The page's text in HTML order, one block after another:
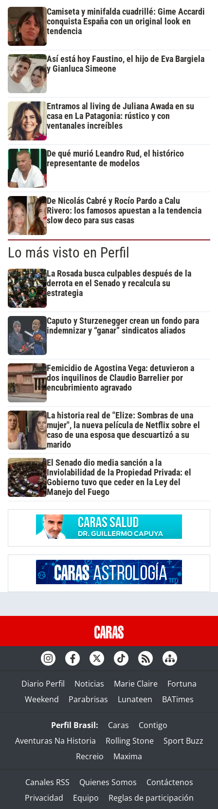
Camiseta y minifalda cuadrillé: Gime Accardi
conquista España con un original look en
tendencia
Así está hoy Faustino, el hijo de Eva Bargiela
y Gianluca Simeone
Entramos al living de Juliana Awada en su
casa en La Patagonia: rústico y con
ventanales increíbles
De qué murió Leandro Rud, el histórico
representante de modelos
De Nicolás Cabré y Rocío Pardo a Calu
Rivero: los famosos apuestan a la tendencia
slow deco para sus casas
Lo más visto en Perfil
La Rosada busca culpables después de la
derrota en el Senado y recalcula su
estrategia
Caputo y Sturzenegger crean un fondo para
indemnizar y “ganar” sindicatos aliados
Femicidio de Agostina Vega: detuvieron a
dos inquilinos de Claudio Barrelier por
encubrimiento agravado
La historia real de "Elize: Sombras de una
mujer", la nueva película de Netflix sobre el
caso de una esposa que descuartizó a su
marido
El Senado dio media sanción a la
Inviolabilidad de la Propiedad Privada: el
Gobierno tuvo que ceder en la Ley del
Manejo del Fuego
Diario Perfil Noticias Marie Claire
Fortuna
Weekend
Parabrisas Lunateen BATimes
Perfil Brasil: Caras
Contigo
Aventuras Na Historia
Rolling Stone
Sport Buzz
Recreio
Maxima
Canales RSS Quienes Somos
Contáctenos
Privacidad
Equipo
Reglas de participación